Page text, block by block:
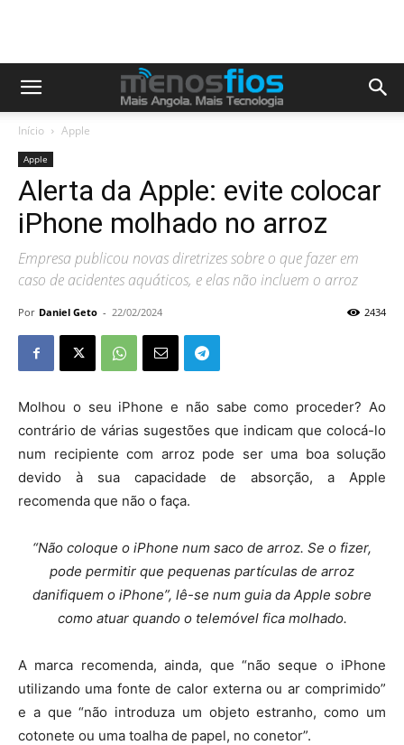
Início Apple
Apple
Alerta da Apple: evite colocar
iPhone molhado no arroz
Empresa publicou novas diretrizes sobre o que fazer em
caso de acidentes aquáticos, e elas não incluem o arroz
Por Daniel Geto - 22/02/2024 2434
Molhou o seu iPhone e não sabe como proceder? Ao
contrário de várias sugestões que indicam que colocá-lo
num recipiente com arroz pode ser uma boa solução
devido à sua capacidade de absorção, a Apple
recomenda que não o faça.
“Não coloque o iPhone num saco de arroz. Se o fizer,
pode permitir que pequenas partículas de arroz
danifiquem o iPhone”, lê-se num guia da Apple sobre
como atuar quando o telemóvel fica molhado.
A marca recomenda, ainda, que “não seque o iPhone
utilizando uma fonte de calor externa ou ar comprimido”
e a que “não introduza um objeto estranho, como um
cotonete ou uma toalha de papel, no conetor”.